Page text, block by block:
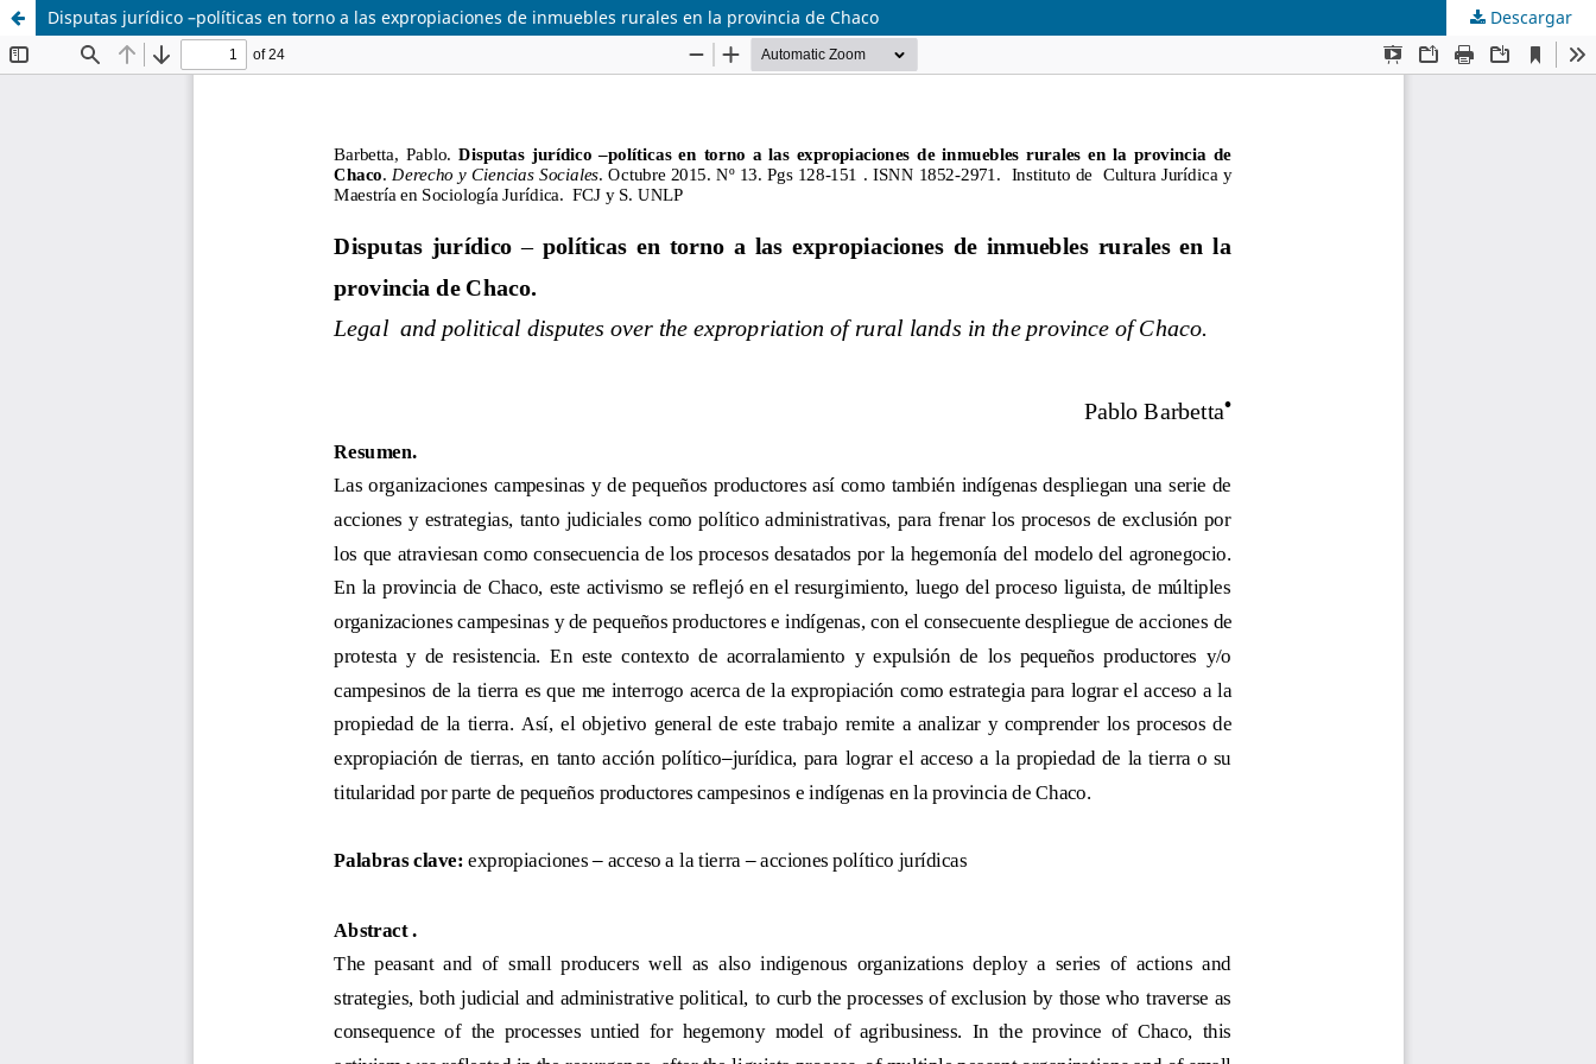
Disputas jurídico –políticas en torno a las expropiaciones de inmuebles rurales en la provincia de Chaco Descargar